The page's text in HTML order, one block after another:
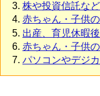
株や投資信託な
赤ちゃん・子供
出産、育児休暇
赤ちゃん・子供
パソコンやデジ